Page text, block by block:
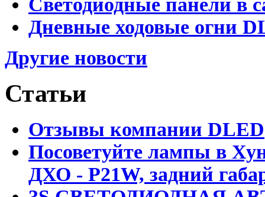
Дневные ходовые огни
Другие новости
Статьи
Отзывы компании DLED
Посоветуйте лампы в
ДХО - P21W, задний